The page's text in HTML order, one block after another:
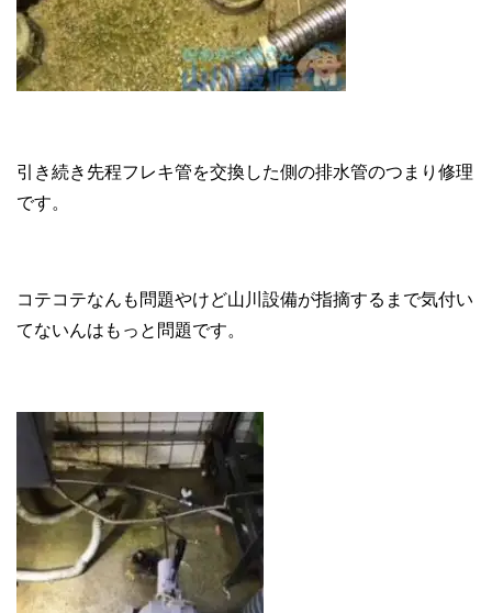
引き続き先程フレキ管を交換した側の排水管のつまり修理
です。
コテコテなんも問題やけど山川設備が指摘するまで気付い
てないんはもっと問題です。